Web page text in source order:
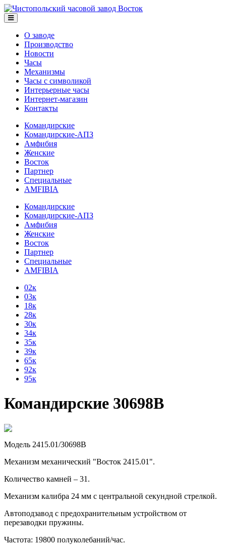
О заводе
Производство
Новости
Часы
Механизмы
Часы с символикой
Интерьерные часы
Интернет-магазин
Контакты
Командирские
Командирские-АПЗ
Амфибия
Женские
Восток
Партнер
Специальные
AMFIBIA
Командирские
Командирские-АПЗ
Амфибия
Женские
Восток
Партнер
Специальные
AMFIBIA
02к
03к
18к
28к
30к
34к
35к
39к
65к
92к
95к
Командирские 30698В
Модель 2415.01/30698В
Механизм механический "Восток 2415.01".
Количество камней – 31.
Механизм калибра 24 мм с центральной секундной стрелкой.
Автоподзавод с предохранительным устройством от
перезаводки пружины.
Частота: 19800 полуколебаний/час.